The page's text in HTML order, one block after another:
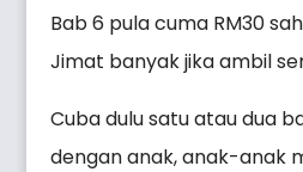
Bab 6 pula cuma RM30
Jimat banyak jika ambil
Cuba dulu satu atau dua
dengan anak, anak-anak